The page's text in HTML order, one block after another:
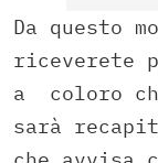
Da questo
riceverete
a coloro
sarà